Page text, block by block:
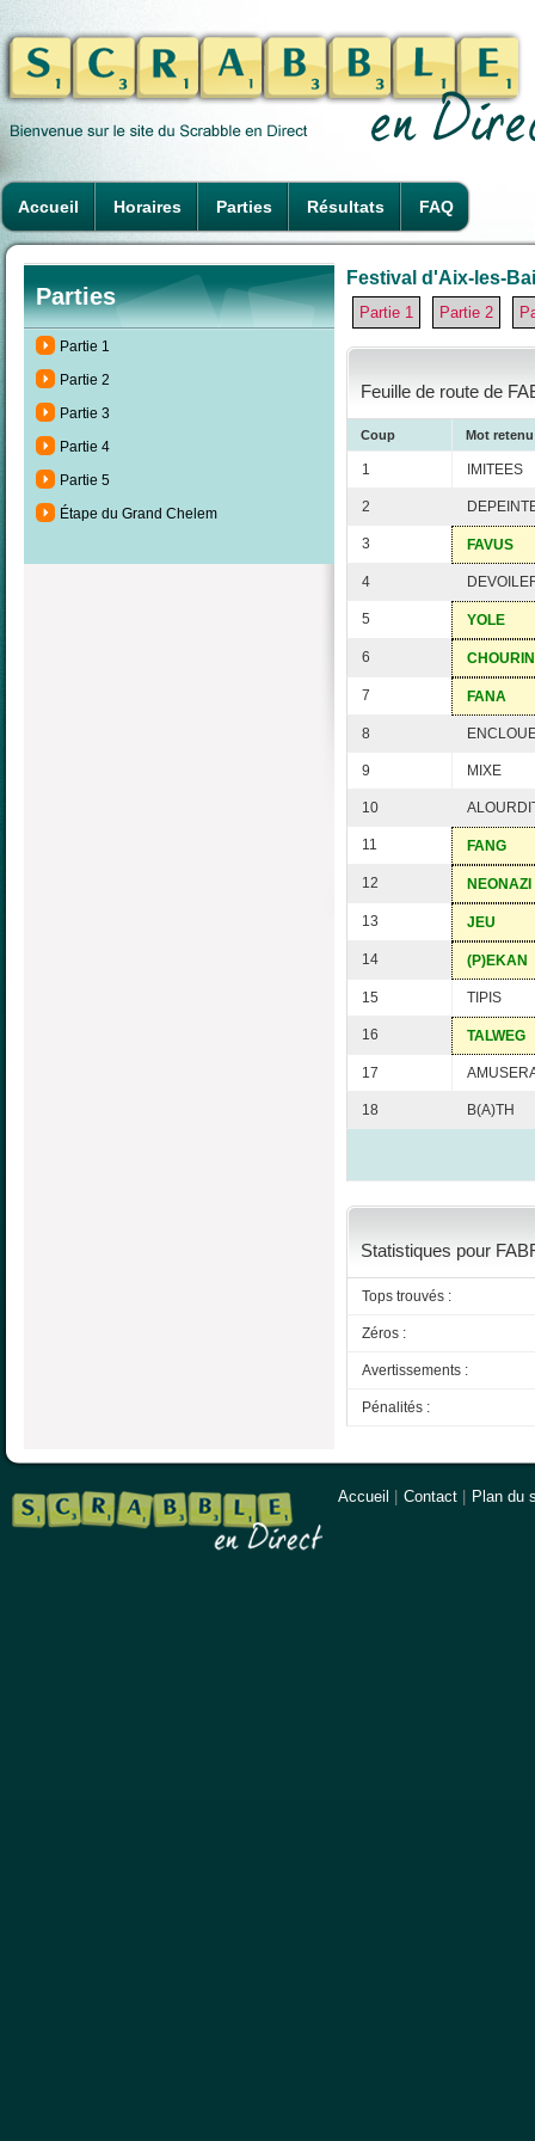
Accueil Horaires Parties Résultats FAQ
Parties
Partie 1
Partie 2
Partie 3
Partie 4
Partie 5
Étape du Grand Chelem
Festival d'Aix-les-
Partie 1 Partie 2
Feuille de route de
Coup Mot retenu
1 IMITEES
2
3 FAVUS
4
5 YOLE
6 CHOURIN
7 FANA
8
9 MIXE
10
11 FANG
12 NEONAZI
13 JEU
14 (P)EKAN
15 TIPIS
16 TALWEG
17
18 B(A)TH
Statistiques pour
Tops trouvés :
Zéros :
Avertissements :
Pénalités :
Accueil Contact Plan du